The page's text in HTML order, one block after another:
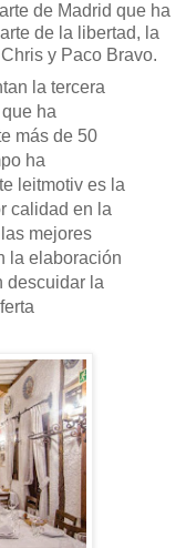
de Madrid que ha
de la libertad, la
y Paco Bravo.
la tercera
ha
más de 50
ha
leitmotiv es la
calidad en la
mejores
la elaboración
descuidar la